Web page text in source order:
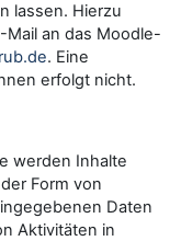
lassen. Hierzu
an das Moodle-
. Eine
erfolgt nicht.
werden Inhalte
Form von
Daten
Aktivitäten in